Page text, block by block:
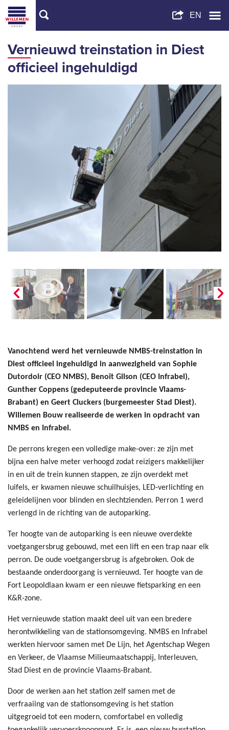
Vernieuwd treinstation in Diest
officieel ingehuldigd
Vanochtend werd het vernieuwde NMBS-treinstation in
Diest officieel ingehuldigd in aanwezigheid van Sophie
Dutordoir (CEO NMBS), Benoît Gilson (CEO Infrabel),
Gunther Coppens (gedeputeerde provincie Vlaams-
Brabant) en Geert Cluckers (burgemeester Stad Diest).
Willemen Bouw realiseerde de werken in opdracht van
NMBS en Infrabel.
De perrons kregen een volledige make-over: ze zijn met
bijna een halve meter verhoogd zodat reizigers makkelijker
in en uit de trein kunnen stappen, ze zijn overdekt met
luifels, er kwamen nieuwe schuilhuisjes, LED-verlichting en
geleidelijnen voor blinden en slechtzienden. Perron 1 werd
verlengd in de richting van de autoparking.
Ter hoogte van de autoparking is een nieuwe overdekte
voetgangersbrug gebouwd, met een lift en een trap naar elk
perron. De oude voetgangersbrug is afgebroken. Ook de
bestaande onderdoorgang is vernieuwd. Ter hoogte van de
Fort Leopoldlaan kwam er een nieuwe fietsparking en een
K&R-zone.
Het vernieuwde station maakt deel uit van een bredere
herontwikkeling van de stationsomgeving. NMBS en Infrabel
werkten hiervoor samen met De Lijn, het Agentschap Wegen
en Verkeer, de Vlaamse Milieumaatschappij, Interleuven,
Stad Diest en de provincie Vlaams-Brabant.
Door de werken aan het station zelf samen met de
verfraaiing van de stationsomgeving is het station
uitgegroeid tot een modern, comfortabel en volledig